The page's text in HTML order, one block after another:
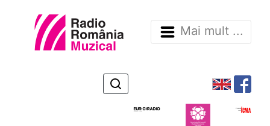
Mai mult ...